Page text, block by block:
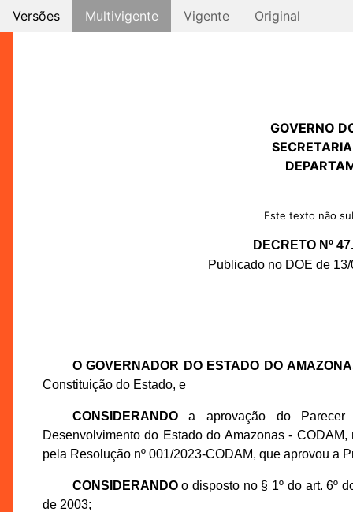
Versões Multivigente Vigente Original
GOVERNO
Este texto não
DECRETO Nº
Publicado no DOE de
O GOVERNADOR DO ESTADO DO
Constituição do Estado, e
CONSIDERANDOa aprovação do Parecer
Desenvolvimento do Estado do Amazonas -
pela Resolução nº 001/2023-CODAM, que aprovou a
CONSIDERANDOo disposto no § 1º do art. 6º
de 2003;